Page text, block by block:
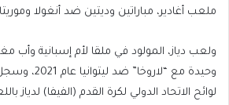
ملعب أغادير، مباراتين وديتين ضد أنغولا
ولعب دياز، المولود في ملقا لأم إسبانية وأب
وحيدة مع
لوائح الاتحاد الدولي لكرة القدم (الفيفا) لدياز